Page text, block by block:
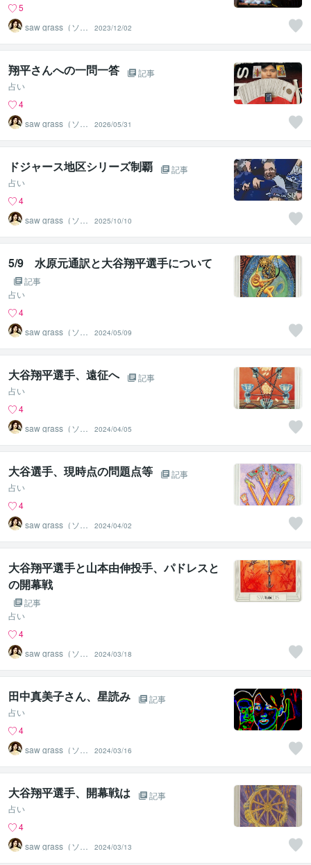
5
saw grass（ソー
グラス）
2023/12/02
翔平さんへの一問一答
記事
占い
4
saw grass（ソー
グラス）
2026/05/31
ドジャース地区シリーズ制覇
記事
占い
4
saw grass（ソー
グラス）
2025/10/10
5/9 水原元通訳と大谷翔平選手について
記事
占い
4
saw grass（ソー
グラス）
2024/05/09
大谷翔平選手、遠征へ
記事
占い
4
saw grass（ソー
グラス）
2024/04/05
大谷選手、現時点の問題点等
記事
占い
4
saw grass（ソー
グラス）
2024/04/02
大谷翔平選手と山本由伸投手、パドレスと
の開幕戦
記事
占い
4
saw grass（ソー
グラス）
2024/03/18
田中真美子さん、星読み
記事
占い
4
saw grass（ソー
グラス）
2024/03/16
大谷翔平選手、開幕戦は
記事
占い
4
saw grass（ソー
グラス）
2024/03/13